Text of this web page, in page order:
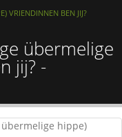
VRIENDINNEN BEN JIJ?
übermelige
jij? -
hippe)